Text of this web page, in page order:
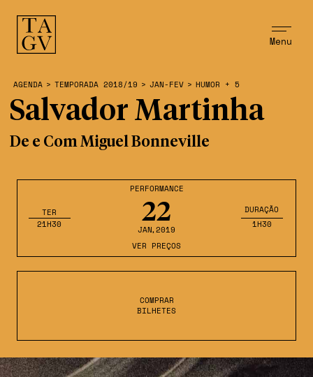
Menu
PERFORMANCE
22
JAN,2019
TER
21H30
DURAÇÃO
1H30
VER PREÇOS
COMPRAR
BILHETES
AGENDA > TEMPORADA 2018/19 > JAN-FEV > HUMOR + 5
Salvador Martinha
De e Com Miguel Bonneville